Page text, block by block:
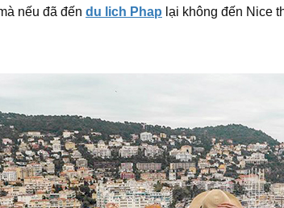
nếu đã đến du lich Phap lại không đến Nice